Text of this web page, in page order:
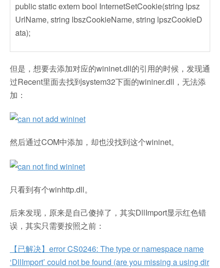
public static extern bool InternetSetCookie(string lpsz
UrlName, string lbszCookieName, string lpszCookieD
ata);
但是，想要去添加对应的wininet.dll的引用的时候，发现通
过Recent里面去找到system32下面的wininer.dll，无法添
加：
然后通过COM中添加，却也没找到这个wininet。
只看到有个winhttp.dll。
后来发现，原来是自己傻掉了，其实DllImport显示红色错
误，其实只需要按照之前：
【已解决】error CS0246: The type or namespace name
‘DllImport’ could not be found (are you missing a using dir